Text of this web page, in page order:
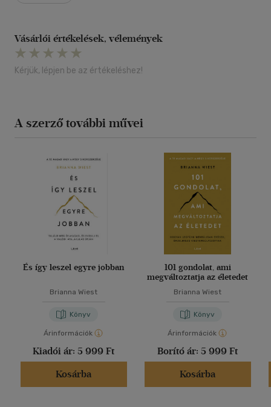
Vásárlói értékelések, vélemények
Kérjük, lépjen be az értékeléshez!
A szerző további művei
És így leszel egyre jobban
Brianna Wiest
Könyv
Árinformációk
Kiadói ár: 5 999 Ft
Kosárba
101 gondolat, ami
megváltoztatja az életedet
Brianna Wiest
Könyv
Árinformációk
Borító ár: 5 999 Ft
Kosárba